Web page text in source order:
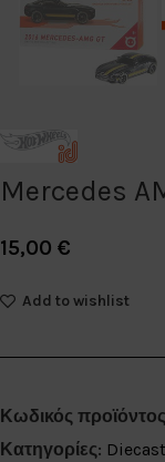
Mercedes
15,00 €
Add to wishlist
Κωδικός
Κατηγορίες: